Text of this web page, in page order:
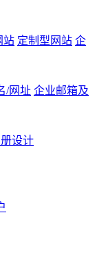
站 定制型网站 企
/网址 企业邮箱及
设计